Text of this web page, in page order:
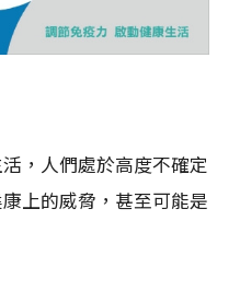
，人們處於高度不確定
上的威脅，甚至可能是